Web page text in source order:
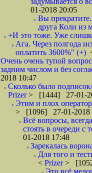
01-2018 20:05
Вы
друга Коли из
+И это тоже. Уже
Ага. Через полгода
оплатить 3600%" (+)
Очень очень тупой
задним числом и без
2018 10:47
Сколько было
Prizer> [1444] 27-01-
Этим и плох
> [1096] 27-01-2018
Всё вопросы,
стоять в очереди
01-2018 17:48
Зарекалась
Для того и
< Prizer>
Это всё